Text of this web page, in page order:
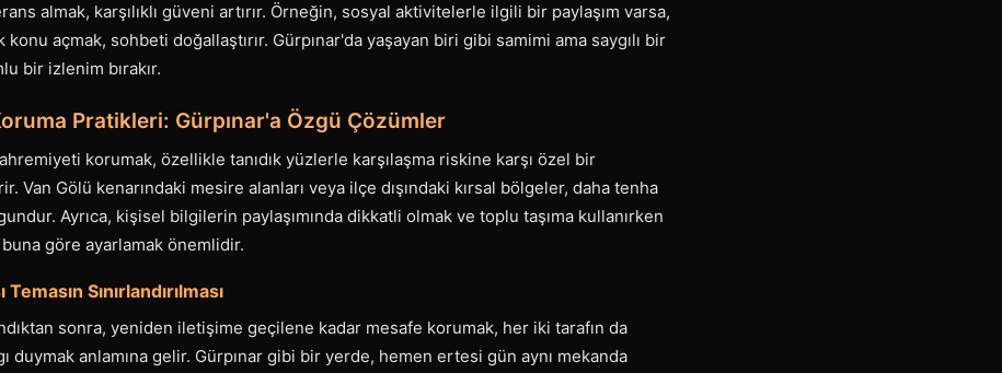
almak, karşılıklı güveni artırır. Örneğin, sosyal aktivitelerle ilgili bir paylaşım varsa,
konu açmak, sohbeti doğallaştırır. Gürpınar'da yaşayan biri gibi samimi ama saygılı bir
bir izlenim bırakır.
Pratikleri: Gürpınar'a Özgü Çözümler
korumak, özellikle tanıdık yüzlerle karşılaşma riskine karşı özel bir
Van Gölü kenarındaki mesire alanları veya ilçe dışındaki kırsal bölgeler, daha tenha
Ayrıca, kişisel bilgilerin paylaşımında dikkatli olmak ve toplu taşıma kullanırken
göre ayarlamak önemlidir.
Sınırlandırılması
sonra, yeniden iletişime geçilene kadar mesafe korumak, her iki tarafın da
duymak anlamına gelir. Gürpınar gibi bir yerde, hemen ertesi gün aynı mekanda